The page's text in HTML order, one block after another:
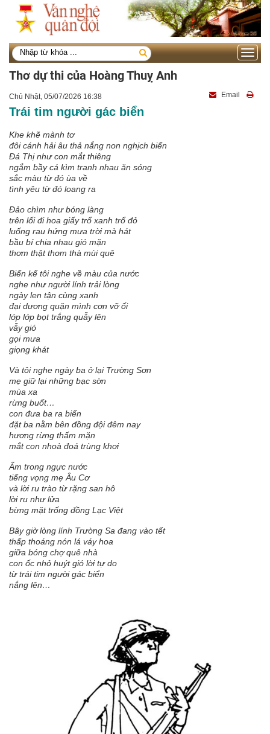
Toggle
Thơ dự thi của Hoàng Thuỵ Anh
Chủ Nhật, 05/07/2026 16:38 Email
Trái tim người gác biển
Khe khẽ mành tơ
đôi cánh hải âu thả nắng non nghịch biển
Đá Thị như con mắt thiêng
ngắm bầy cá kìm tranh nhau ăn sóng
sắc màu từ đó ùa về
tình yêu từ đó loang ra
Đảo chìm như bóng làng
trên lối đi hoa giấy trổ xanh trổ đỏ
luống rau hứng mưa trời mà hát
bầu bí chia nhau gió mặn
thơm thật thơm thà mùi quê
Biển kể tôi nghe về màu của nước
nghe như người lính trải lòng
ngày len tận cùng xanh
đại dương quặn mình cơn vỡ ối
lớp lớp bọt trắng quẫy lên
vẫy gió
gọi mưa
giọng khát
Và tôi nghe ngày ba ở lại Trường Sơn
mẹ giữ lại những bạc sờn
mùa xa
rừng buốt…
con đưa ba ra biển
đặt ba nằm bên đồng đội đêm nay
hương rừng thấm mặn
mắt con nhoà đoá trùng khơi
Ấm trong ngực nước
tiếng vọng mẹ Âu Cơ
và lời ru trào từ rặng san hô
lời ru như lửa
bừng mặt trống đồng Lạc Việt
Bây giờ lòng lính Trường Sa đang vào tết
thấp thoáng nón lá váy hoa
giữa bóng chợ quê nhà
con ốc nhỏ huýt gió lời tự do
từ trái tim người gác biển
nắng lên…